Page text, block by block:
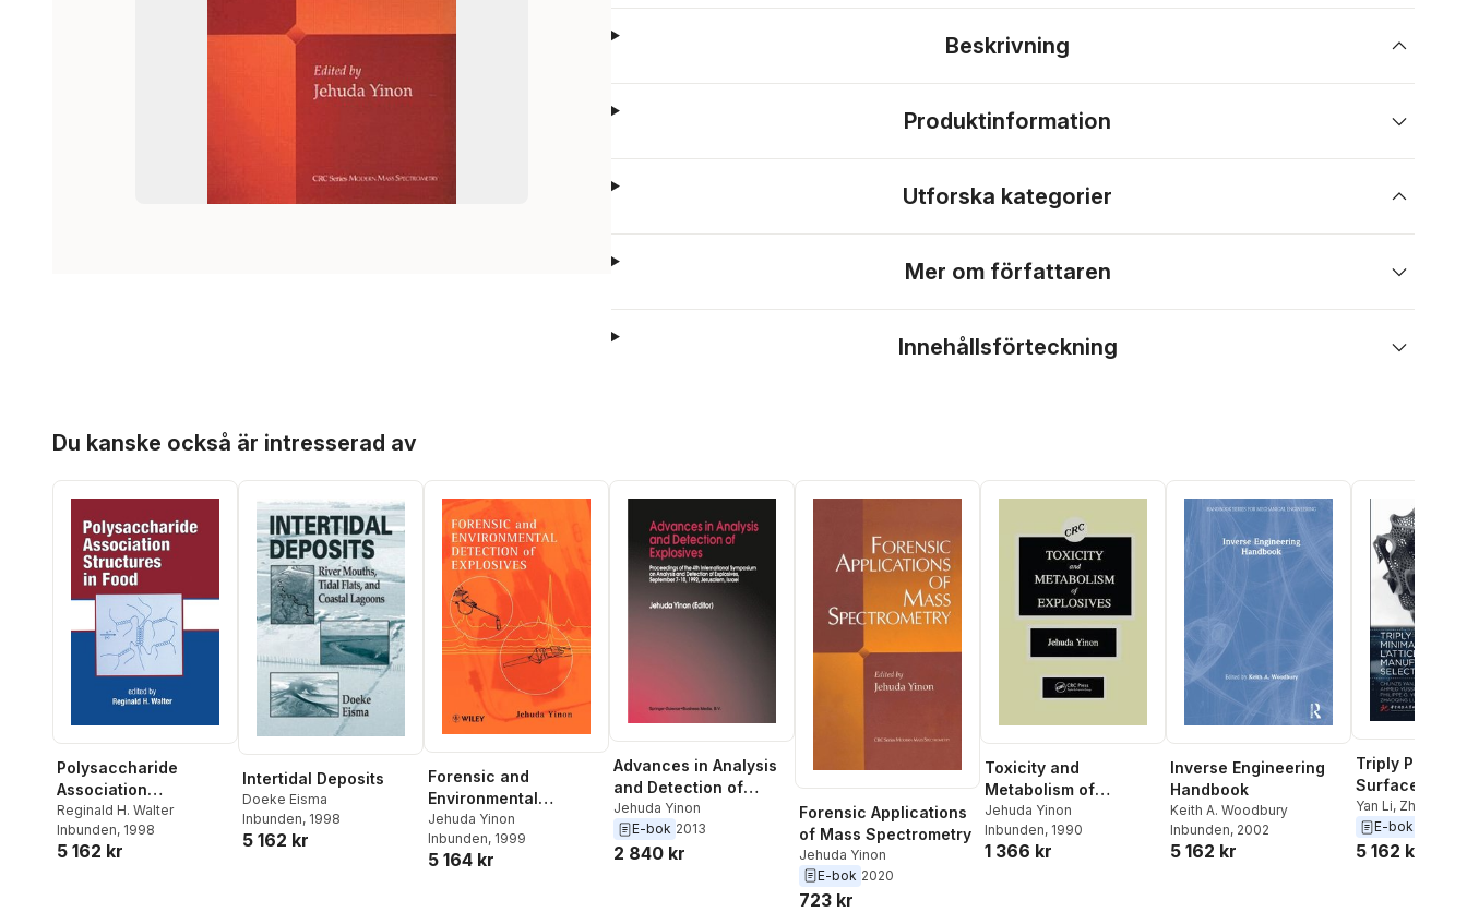
Beskrivning
Produktinformation
Utforska kategorier
Mer om författaren
Innehållsförteckning
Du kanske också är intresserad av
Polysaccharide
Association
Structures in Food
Reginald H. Walter
Inbunden, 1998
5 162 kr
Intertidal Deposits
Doeke Eisma
Inbunden, 1998
5 162 kr
Forensic and
Environmental
Detection of
Explosives
Jehuda Yinon
Inbunden, 1999
5 164 kr
Advances in Analysis
and Detection of
Explosives
Jehuda Yinon
E-bok 2013
2 840 kr
Forensic Applications
of Mass Spectrometry
Jehuda Yinon
E-bok 2020
723 kr
Toxicity and
Metabolism of
Explosives
Jehuda Yinon
Inbunden, 1990
1 366 kr
Inverse Engineering
Handbook
Keith A. Woodbury
Inbunden, 2002
5 162 kr
Triply
Surface
Additively
Selective
Yan Li, Zhaoqing
Philippe G Young
Yussuf Hussein
E-bok
5 162 kr